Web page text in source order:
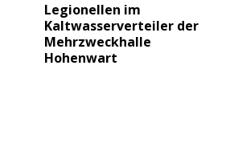
Legionellen im
Kaltwasserverteiler der
Mehrzweckhalle
Hohenwart